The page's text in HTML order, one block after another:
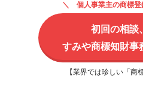
個人事業主の商標登
初回の相談
すみや商標知財事
【業界では珍しい「商